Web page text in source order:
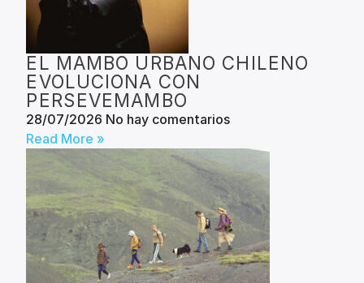
EL MAMBO URBANO CHILENO
EVOLUCIONA CON
PERSEVEMAMBO
28/07/2026 No hay comentarios
Read More »